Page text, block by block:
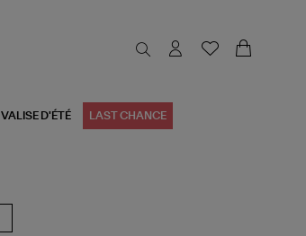
VALISE D'ÉTÉ LAST CHANCE